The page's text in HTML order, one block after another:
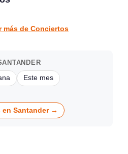
más de Conciertos
Este mes
Santander →